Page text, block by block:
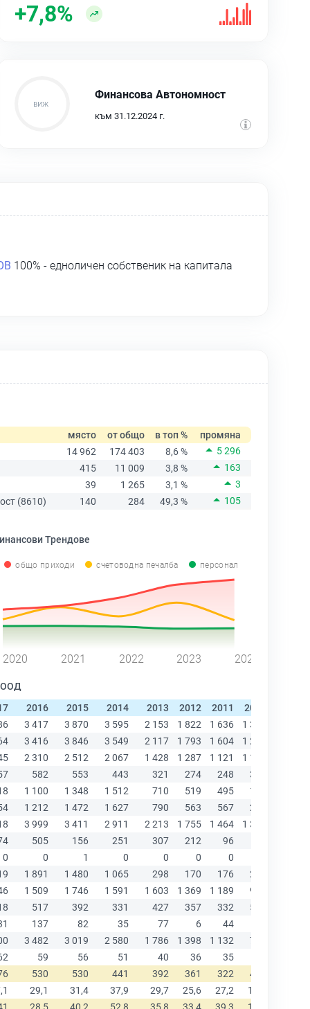
+7,8%
Финансова Автономност
към 31.12.2024 г.
100% - едноличен собственик на капитала
място от общо в топ %
промяна
14 962
174 403 8,6 %
5 296
415
11 009 3,8 %
163
39
1 265 3,1 %
3
(8610)
140 284 49,3 % 105
Трендове
общо приходи счетоводна печалба персонал
2020 2021 2022 2023 2024
2016 2015 2014 2013 2012 2011 2010